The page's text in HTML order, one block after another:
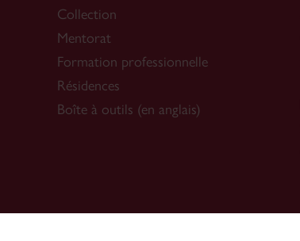
Collection
Mentorat
Formation professionnelle
Résidences
Boîte à outils (en anglais)